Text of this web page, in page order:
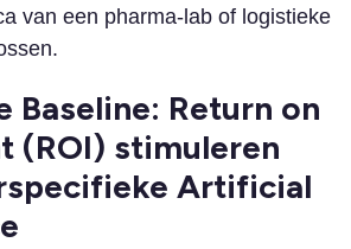
van een pharma-lab of logistieke
Baseline: Return on
(ROI) stimuleren
Artificial